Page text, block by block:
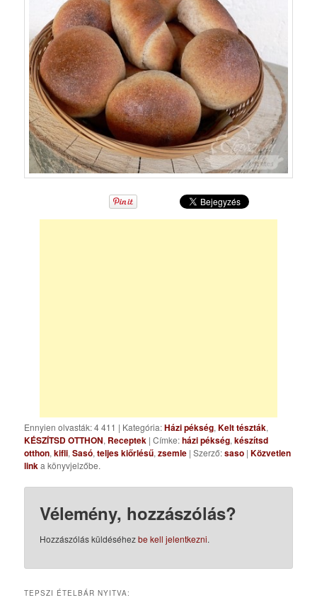
Ennyien olvasták: 4 411 | Kategória:Házi pékség,Kelt tészták,
KÉSZÍTSD OTTHON, Receptek | Címke:házi pékség,készítsd
otthon,kifli,Sasó,teljes kiőrlésű,zsemle | Szerző:saso |Közvetlen
linka könyvjelzőbe.
Vélemény, hozzászólás?
Hozzászólás küldéséhezbe kell jelentkezni.
TEPSZI ÉTELBÁR NYITVA: